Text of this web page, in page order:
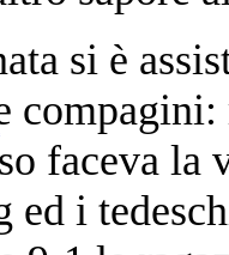
si è
faceva la
ed i